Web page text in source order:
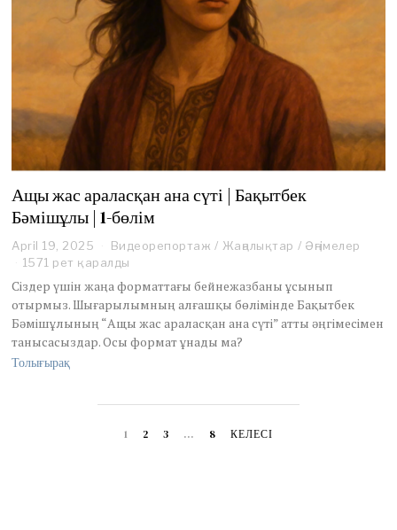
Ащы жас араласқан ана сүті | Бақытбек
Бәмішұлы | 1-бөлім
April 19, 2025
p
i
l
2
8
2
Видеорепортаж / Жаңалықтар / Әңгімелер
1571 рет қаралды
Сіздер үшін жаңа форматтағы бейнежазбаны ұсынып
отырмыз. Шығарылымның алғашқы бөлімінде Бақытбек
Бәмішұлының “Ащы жас араласқан ана сүті” атты әңгімесімен
танысасыздар. Осы формат ұнады ма?
Толығырақ
1 2 3 … 8 КЕЛЕСІ